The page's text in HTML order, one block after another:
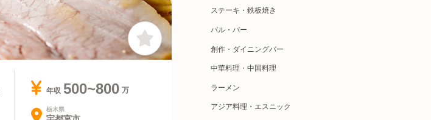
年収 500~800
栃木県
ステーキ・鉄板焼き
バル・バー
創作・ダイニングバー
中華料理・中国料理
ラーメン
アジア料理・エスニック